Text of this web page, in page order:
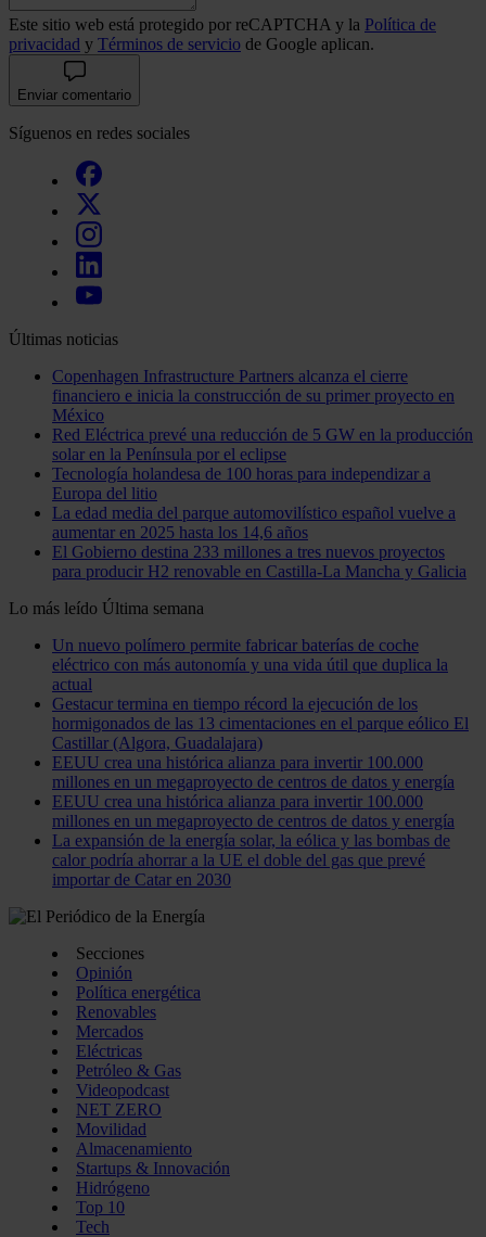
Este sitio web está protegido por reCAPTCHA y la Política de
privacidad y Términos de servicio de Google aplican.
Enviar comentario
Síguenos en redes sociales
Últimas noticias
Copenhagen Infrastructure Partners alcanza el cierre
financiero e inicia la construcción de su primer proyecto en
México
Red Eléctrica prevé una reducción de 5 GW en la producción
solar en la Península por el eclipse
Tecnología holandesa de 100 horas para independizar a
Europa del litio
La edad media del parque automovilístico español vuelve a
aumentar en 2025 hasta los 14,6 años
El Gobierno destina 233 millones a tres nuevos proyectos
para producir H2 renovable en Castilla-La Mancha y Galicia
Lo más leído Última semana
Un nuevo polímero permite fabricar baterías de coche
eléctrico con más autonomía y una vida útil que duplica la
actual
Gestacur termina en tiempo récord la ejecución de los
hormigonados de las 13 cimentaciones en el parque eólico El
Castillar (Algora, Guadalajara)
EEUU crea una histórica alianza para invertir 100.000
millones en un megaproyecto de centros de datos y energía
EEUU crea una histórica alianza para invertir 100.000
millones en un megaproyecto de centros de datos y energía
La expansión de la energía solar, la eólica y las bombas de
calor podría ahorrar a la UE el doble del gas que prevé
importar de Catar en 2030
Secciones
Opinión
Política energética
Renovables
Mercados
Eléctricas
Petróleo & Gas
Videopodcast
NET ZERO
Movilidad
Almacenamiento
Startups & Innovación
Hidrógeno
Top 10
Tech